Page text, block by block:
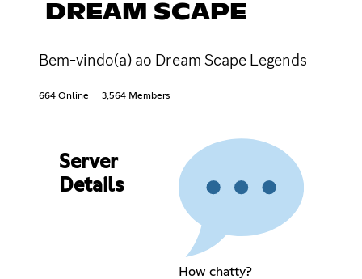
DREAM SCAPE
Bem-vindo(a) ao Dream Scape Legends
664 Online 3,564 Members
Server
Details
How chatty?